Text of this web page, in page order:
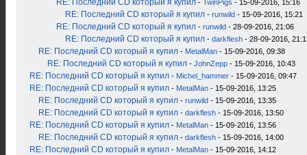
RE: Последний CD который я купил - TwinPigs - 15-09-2016, 15:16
RE: Последний CD который я купил - runwild - 15-09-2016, 15:21
RE: Последний CD который я купил - runwild - 28-09-2016, 21:06
RE: Последний CD который я купил - darkflesh - 28-09-2016,
RE: Последний CD который я купил - MetalMan - 15-09-2016, 09:38
RE: Последний CD который я купил - JohnZepp - 15-09-2016, 10:43
RE: Последний CD который я купил - Michel_hammer - 15-09-2016, 09:47
RE: Последний CD который я купил - MetalMan - 15-09-2016, 13:25
RE: Последний CD который я купил - runwild - 15-09-2016, 13:35
RE: Последний CD который я купил - darkflesh - 15-09-2016, 13:50
RE: Последний CD который я купил - MetalMan - 15-09-2016, 13:56
RE: Последний CD который я купил - darkflesh - 15-09-2016, 14:00
RE: Последний CD который я купил - MetalMan - 15-09-2016, 14:12